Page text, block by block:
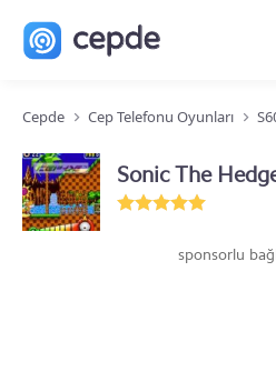
Cepde Cep Telefonu Oyunları
Sonic The
sponsorlu